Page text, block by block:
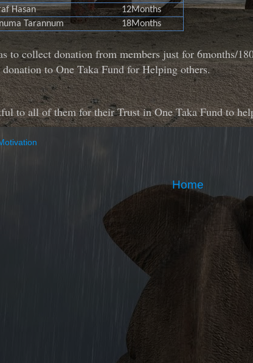
Hasan
12Months
Tarannum 18Months
to collect donation from members just for 6months/
to One Taka Fund for Helping others.
to all of them for their Trust in One Taka Fund to
Home